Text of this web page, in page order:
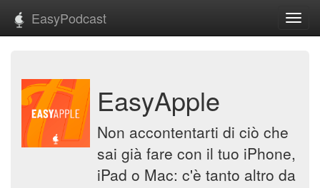
EasyPodcast
EasyApple
Non accontentarti di ciò che
sai già fare con il tuo iPhone,
iPad o Mac: c'è tanto altro da